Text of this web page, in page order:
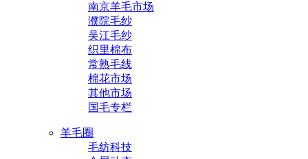
南京羊毛市场
濮院毛纱
吴江毛纱
织里棉布
常熟毛线
棉花市场
其他市场
国毛专栏
羊毛圈
毛纺科技